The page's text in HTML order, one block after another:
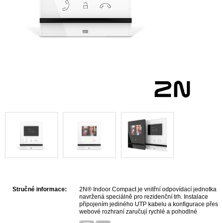
Stručné informace:
2N® Indoor Compact je vnitřní odpovídací jednotka
navržená speciálně pro rezidenční trh. Instalace
připojením jediného UTP kabelu a konfigurace přes
webové rozhraní zaručují rychlé a pohodlné
zprovoznění pro každého integrátora.